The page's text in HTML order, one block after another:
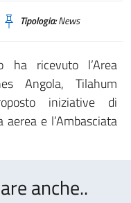
Tipologia:News
ha ricevuto l’Area
Angola, Tilahum
iniziative di
e l’Ambasciata
anche..